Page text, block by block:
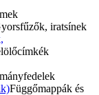
iratsínek
Függőmappák és